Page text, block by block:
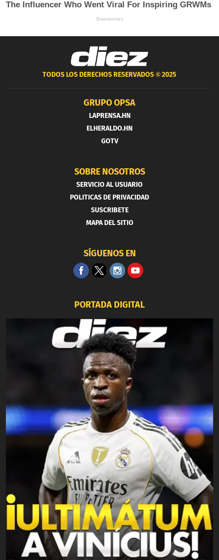
TODOS LOS DERECHOS RESERVADOS ®2025
GRUPO OPSA
LAPRENSA.HN
ELHERALDO.HN
GOTV
SOBRE NOSOTROS
SERVICIO AL USUARIO
POLITICAS DE PRIVACIDAD
SUSCRIBETE
MAPA DEL SITIO
SÍGUENOS EN
PORTADA DIGITAL